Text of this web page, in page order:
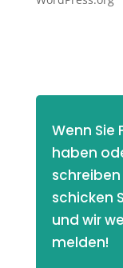
Wenn Sie
haben
schicken
und wir
melden!